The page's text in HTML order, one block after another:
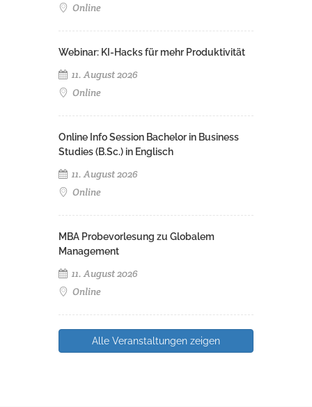
Online
Webinar: KI-Hacks für mehr Produktivität
11. August 2026
Online
Online Info Session Bachelor in Business
Studies (B.Sc.) in Englisch
11. August 2026
Online
MBA Probevorlesung zu Globalem
Management
11. August 2026
Online
Alle Veranstaltungen zeigen